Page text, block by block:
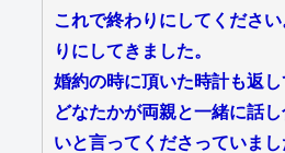
これで終わりにしてくださ
りにしてきました。
婚約の時に頂いた時計も返し
どなたかが両親と一緒に話
いと言ってくださっていまし